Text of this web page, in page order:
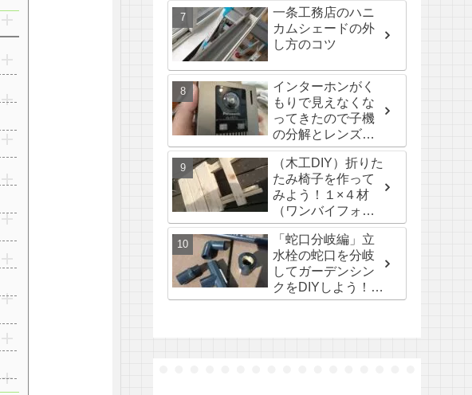
一条工務店のハニ
カムシェードの外
し方のコツ
インターホンがく
もりで見えなくな
ってきたので子機
の分解とレンズの
掃除してみた。
（木工DIY）折りた
たみ椅子を作って
みよう！１×４材
（ワンバイフォー
材）
「蛇口分岐編」立
水栓の蛇口を分岐
してガーデンシン
クをDIYしよう！3-
3回